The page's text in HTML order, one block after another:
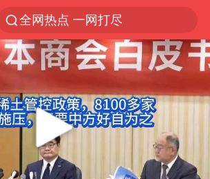
全网热点 一网打尽